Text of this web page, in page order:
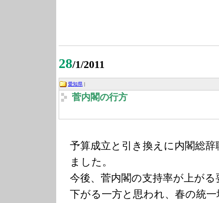
28/1/2011
愛知県
菅内閣の行方
予算成立と引き換えに内閣総
ました。
今後、菅内閣の支持率が上が
下がる一方と思われ、春の統